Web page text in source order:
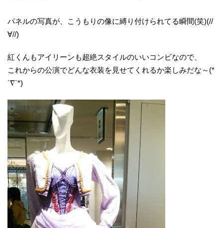
パネルの写真が、こうもりの像に縛り付けられてる瞬間(笑)(//
∀//)
紅くんもアイリーンも超絶スタイルのいいコンビなので、
これからの公演でどんな衣装を見せてくれるか楽しみだな～(*
´∇`*)